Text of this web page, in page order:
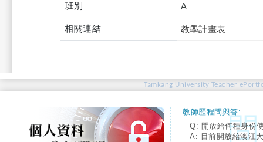
班別 A
相關連結 教學計畫表
Tamkang University Teacher
教師歷程問與答:
Q: 開放給何種身份
A: 目前開放給淡江